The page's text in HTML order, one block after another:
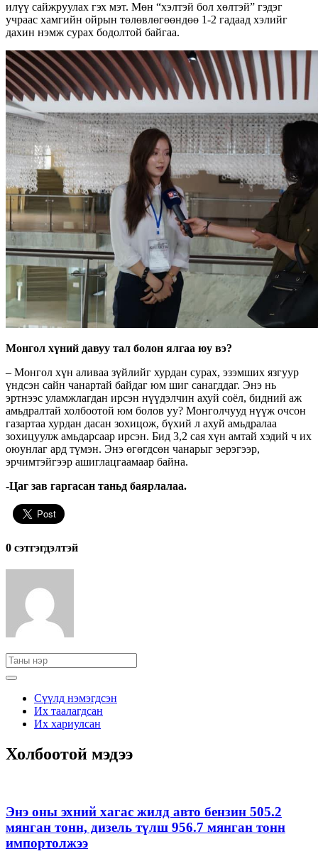
илүү сайжруулах гэх мэт. Мөн “хэлтэй бол хөлтэй” гэдэг
учраас хамгийн ойрын төлөвлөгөөндөө 1-2 гадаад хэлийг
дахин нэмж сурах бодолтой байгаа.
Монгол хүний давуу тал болон ялгаа юу вэ?
– Монгол хүн аливаа зүйлийг хурдан сурах, эзэмших язгуур
үндсэн сайн чанартай байдаг юм шиг санагддаг. Энэ нь
эртнээс уламжлагдан ирсэн нүүдэлчин ахуй соёл, бидний аж
амьдралтай холбоотой юм болов уу? Монголчууд нүүж очсон
газартаа хурдан дасан зохицож, бүхий л ахуй амьдралаа
зохицуулж амьдарсаар ирсэн. Бид 3,2 сая хүн амтай хэдий ч их
оюунлаг ард түмэн. Энэ өгөгдсөн чанарыг эерэгээр,
эрчимтэйгээр ашиглацгаамаар байна.
-Цаг зав гаргасан таньд баярлалаа.
0 cэтгэгдэлтэй
Сүүлд нэмэгдсэн
Их таалагдсан
Их хариулсан
Холбоотой мэдээ
Энэ оны эхний хагас жилд авто бензин 505.2
мянган тонн, дизель түлш 956.7 мянган тонн
импортолжээ